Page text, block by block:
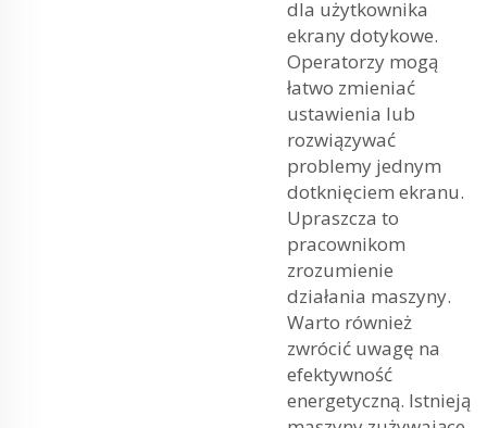
dla użytkownika
ekrany dotykowe.
Operatorzy mogą
łatwo zmieniać
ustawienia lub
rozwiązywać
problemy jednym
dotknięciem ekranu.
Upraszcza to
pracownikom
zrozumienie
działania maszyny.
Warto również
zwrócić uwagę na
efektywność
energetyczną. Istnieją